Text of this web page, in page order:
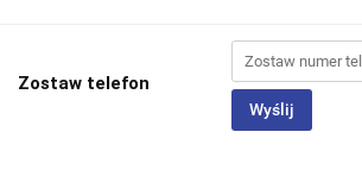
Zostaw telefon
Wyślij